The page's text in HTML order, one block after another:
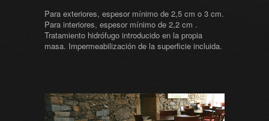
Para exteriores, espesor mínimo de 2,5 cm o 3 cm.
Para interiores, espesor mínimo de 2,2 cm .
Tratamiento hidrófugo introducido en la propia
masa. Impermeabilización de la superficie incluida.